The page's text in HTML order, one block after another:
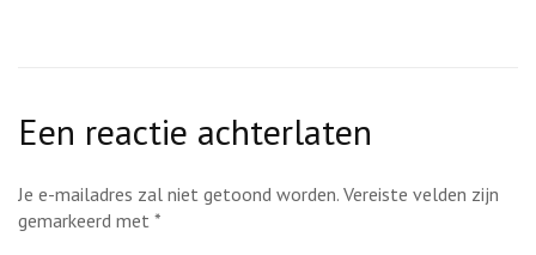
Een reactie achterlaten
Je e-mailadres zal niet getoond worden. Vereiste velden zijn
gemarkeerd met *